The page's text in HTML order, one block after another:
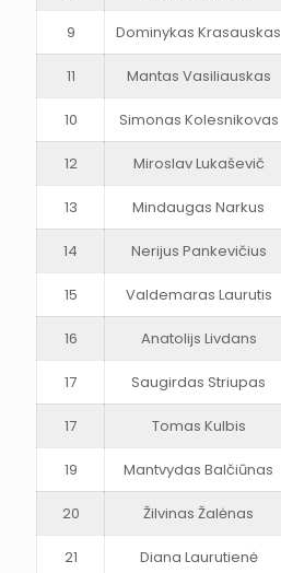
9 Dominykas Krasauskas
11 Mantas Vasiliauskas
10 Simonas Kolesnikovas
12 Miroslav Lukaševič
13 Mindaugas Narkus
14 Nerijus Pankevičius
15 Valdemaras Laurutis
16 Anatolijs Livdans
17 Saugirdas Striupas
17 Tomas Kulbis
19 Mantvydas Balčiūnas
20 Žilvinas Žalėnas
21 Diana Laurutienė